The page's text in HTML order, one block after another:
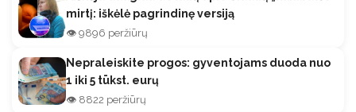
mirtį: iškėlė pagrindinę versiją
👁️ 9896 peržiūrų
Nepraleiskite progos: gyventojams duoda nuo
1 iki 5 tūkst. eurų
👁️ 8822 peržiūrų